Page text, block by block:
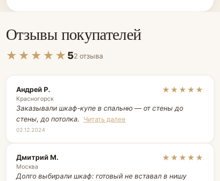
Отзывы покупателей
★★★★★ 52 отзыва
Андрей Р.
Красногорск
★★★★★
Заказывали шкаф-купе в спальню — от стены до
стены, до потолка.
Читать далее
02.12.2024
Дмитрий М.
Москва
★★★★★
Долго выбирали шкаф: готовый не вставал в нишу